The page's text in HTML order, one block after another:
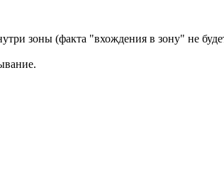
зоны (факта "вхождения в зону" не